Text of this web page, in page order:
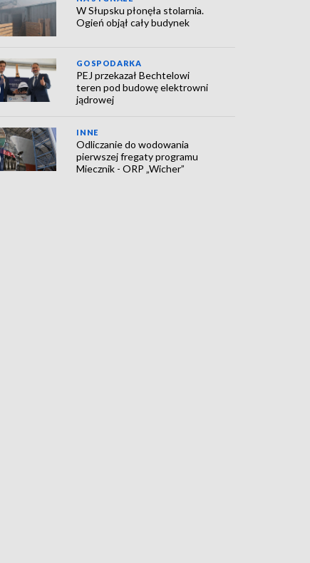
W Słupsku płonęła stolarnia.
Ogień objął cały budynek
GOSPODARKA
PEJ przekazał Bechtelowi
teren pod budowę elektrowni
jądrowej
INNE
Odliczanie do wodowania
pierwszej fregaty programu
Miecznik - ORP „Wicher”